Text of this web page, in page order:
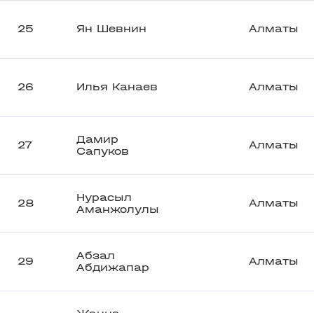
25 Ян Шевнин Алматы
26 Илья Канаев Алматы
27
Дамир
Сапуков
Алматы
28
Нурасыл
Аманжолулы
Алматы
29
Абзал
Абдижапар
Алматы